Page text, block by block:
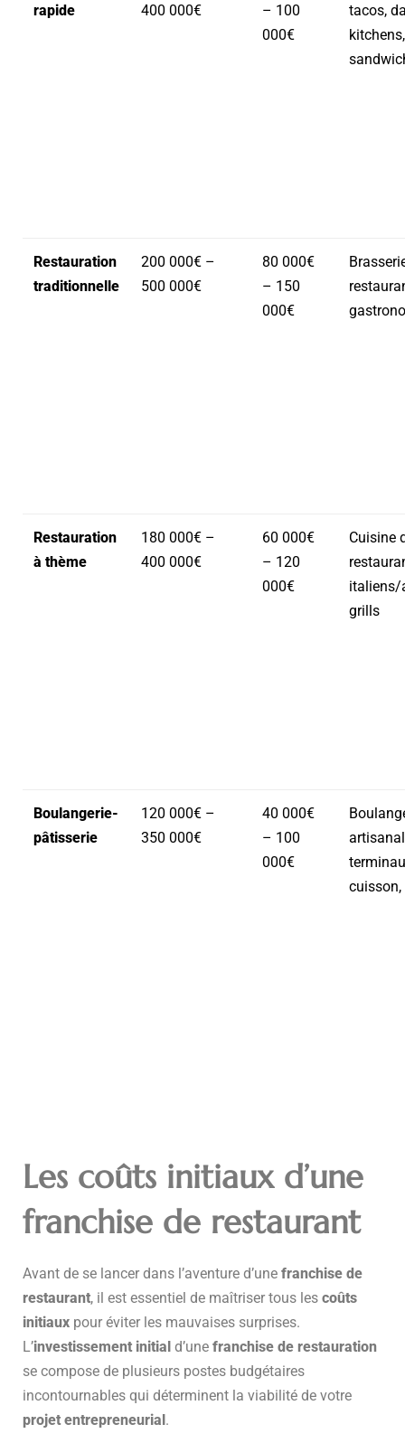
rapide
400 000€
– 100
000€
tacos,
kitchens,
Restauration
traditionnelle
200 000€ –
500 000€
80 000€
– 150
000€
Restauration
à thème
180 000€ –
400 000€
60 000€
– 120
000€
Cuisine
italiens/
grills
Boulangerie-
pâtisserie
120 000€ –
350 000€
40 000€
– 100
000€
Les coûts initiaux d’une
franchise de restaurant
Avant de se lancer dans l’aventure d’une franchise de
restaurant, il est essentiel de maîtriser tous les coûts
initiaux pour éviter les mauvaises surprises.
L’investissement initial d’une franchise de restauration
se compose de plusieurs postes budgétaires
incontournables qui déterminent la viabilité de votre
projet entrepreneurial.